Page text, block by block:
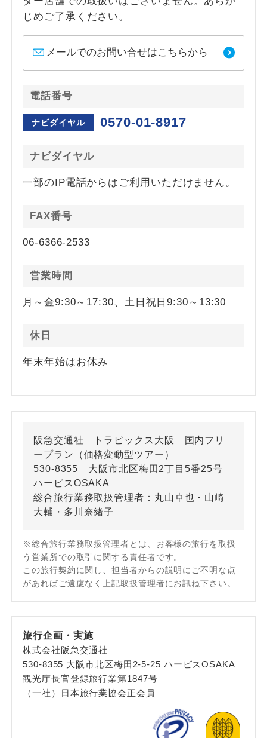
じめご了承ください。
メールでのお問い合せはこちらから
電話番号
ナビダイヤル 0570-01-8917
ナビダイヤル
一部のIP電話からはご利用いただけません。
FAX番号
06-6366-2533
営業時間
月～金9:30～17:30、土日祝日9:30～13:30
休日
年末年始はお休み
阪急交通社 トラピックス大阪 国内フリ
ープラン（価格変動型ツアー）
530-8355 大阪市北区梅田2丁目5番25号
ハービスOSAKA
総合旅行業務取扱管理者：丸山卓也・山崎
大輔・多川奈緒子
※総合旅行業務取扱管理者とは、お客様の旅行を取扱
う営業所での取引に関する責任者です。
この旅行契約に関し、担当者からの説明にご不明な点
があればご遠慮なく上記取扱管理者にお訊ね下さい。
旅行企画・実施
株式会社阪急交通社
530-8355 大阪市北区梅田2-5-25 ハービスOSAKA
観光庁長官登録旅行業第1847号
（一社）日本旅行業協会正会員